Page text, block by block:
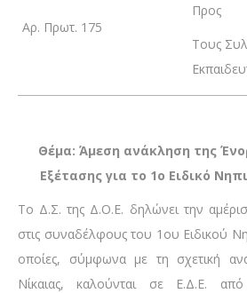
Αρ. Πρωτ. 175
Προς
Τους
Θέμα: Άμεση ανάκληση της
Εξέτασης για το 1ο Ειδικό
Το Δ.Σ. της Δ.Ο.Ε. δηλώνει την
στις συναδέλφους του 1ου Ειδικού
οποίες, σύμφωνα με τη σχετική
Νίκαιας, καλούνται σε Ε.Δ.Ε.